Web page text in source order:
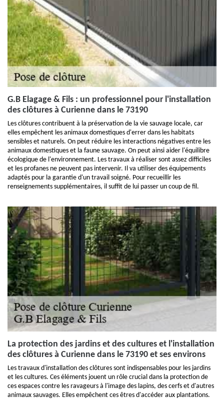
G.B Elagage & Fils : un professionnel pour l'installation
des clôtures à Curienne dans le 73190
Les clôtures contribuent à la préservation de la vie sauvage locale, car
elles empêchent les animaux domestiques d'errer dans les habitats
sensibles et naturels. On peut réduire les interactions négatives entre les
animaux domestiques et la faune sauvage. On peut ainsi aider l'équilibre
écologique de l'environnement. Les travaux à réaliser sont assez difficiles
et les profanes ne peuvent pas intervenir. Il va utiliser des équipements
adaptés pour la garantie d'un travail soigné. Pour recueillir les
renseignements supplémentaires, il suffit de lui passer un coup de fil.
La protection des jardins et des cultures et l'installation
des clôtures à Curienne dans le 73190 et ses environs
Les travaux d'installation des clôtures sont indispensables pour les jardins
et les cultures. Ces éléments jouent un rôle crucial dans la protection de
ces espaces contre les ravageurs à l'image des lapins, des cerfs et d'autres
animaux sauvages. Elles empêchent ces êtres d'accéder aux plantations.